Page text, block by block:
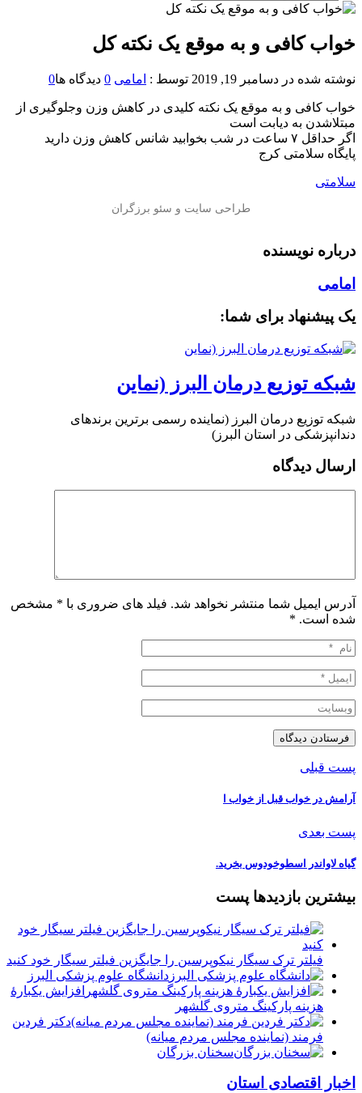
خواب کافی و به موقع یک نکته کل
نوشته شده در دسامبر 19, 2019 توسط : امامی 0 دیدگاه ها0
خواب کافی و به موقع یک نکته کلیدی در کاهش وزن وجلوگیری از
مبتلاشدن به دیابت است
اگر حداقل ۷ ساعت در شب بخوابید شانس کاهش وزن دارید
پایگاه سلامتی کرج
سلامتی
درباره نویسنده
امامی
یک پیشنهاد برای شما:
شبکه توزیع درمان البرز (نماین
شبکه توزیع درمان البرز (نماینده رسمی برترین برندهای
دندانپزشکی در استان البرز)
ارسال دیدگاه
آدرس ایمیل شما منتشر نخواهد شد. فیلد های ضروری با * مشخص
شده است. *
پست قبلی
آرامش در خواب قبل از خواب ا
پست بعدی
گیاه لاواندر اسطوخودوس بخرید.
بیشترین بازدیدها پست
فیلتر ترک سیگار نیکوپرسین را جایگزین فیلتر سیگار خود کنید
دانشگاه علوم پزشکی البرز
افزایش یکبارۀ
هزینه پارکینگ متروی گلشهر
دكتر فردين
فرمند (نماينده مجلس مردم میانه)
سخنان بزرگان
اخبار اقتصادی استان